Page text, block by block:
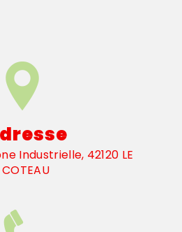
Industrielle, 42120 LE
COTEAU